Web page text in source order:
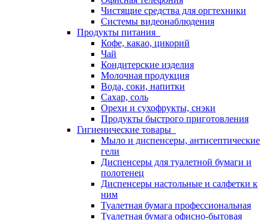
Чистящие средства для оргтехники
Системы видеонаблюдения
Продукты питания
Кофе, какао, цикорий
Чай
Кондитерские изделия
Молочная продукция
Вода, соки, напитки
Сахар, соль
Орехи и сухофрукты, снэки
Продукты быстрого приготовления
Гигиенические товары
Мыло и диспенсеры, антисептические
гели
Диспенсеры для туалетной бумаги и
полотенец
Диспенсеры настольные и салфетки к
ним
Туалетная бумага профессиональная
Туалетная бумага офисно-бытовая